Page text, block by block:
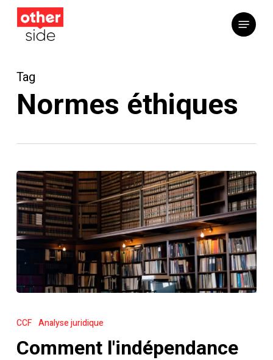
Skip
Menu
Tag
Normes éthiques
l'indépendance
la
CCF Analyse juridique
Comment l'indépendance